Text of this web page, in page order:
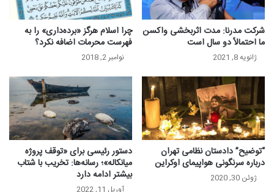
شرکت مدرنا: مدت اثربخشی واکسن
ما احتمالاً دو سال است
ژانویه 8, 2021
چرا اسلام هرگز «برده‌داری» را به
فهرست محرمات اضافه نکرد؟
نوامبر 2, 2018
“توضیح” دادستان نظامی تهران
درباره سرنگونی هواپیمای اوکراین
ژوئن 30, 2020
دستور رئیسی برای «توقف پروژه
میانکاله»؛ رسانه‌ها: تخریب با شتاب
بیشتر ادامه دارد